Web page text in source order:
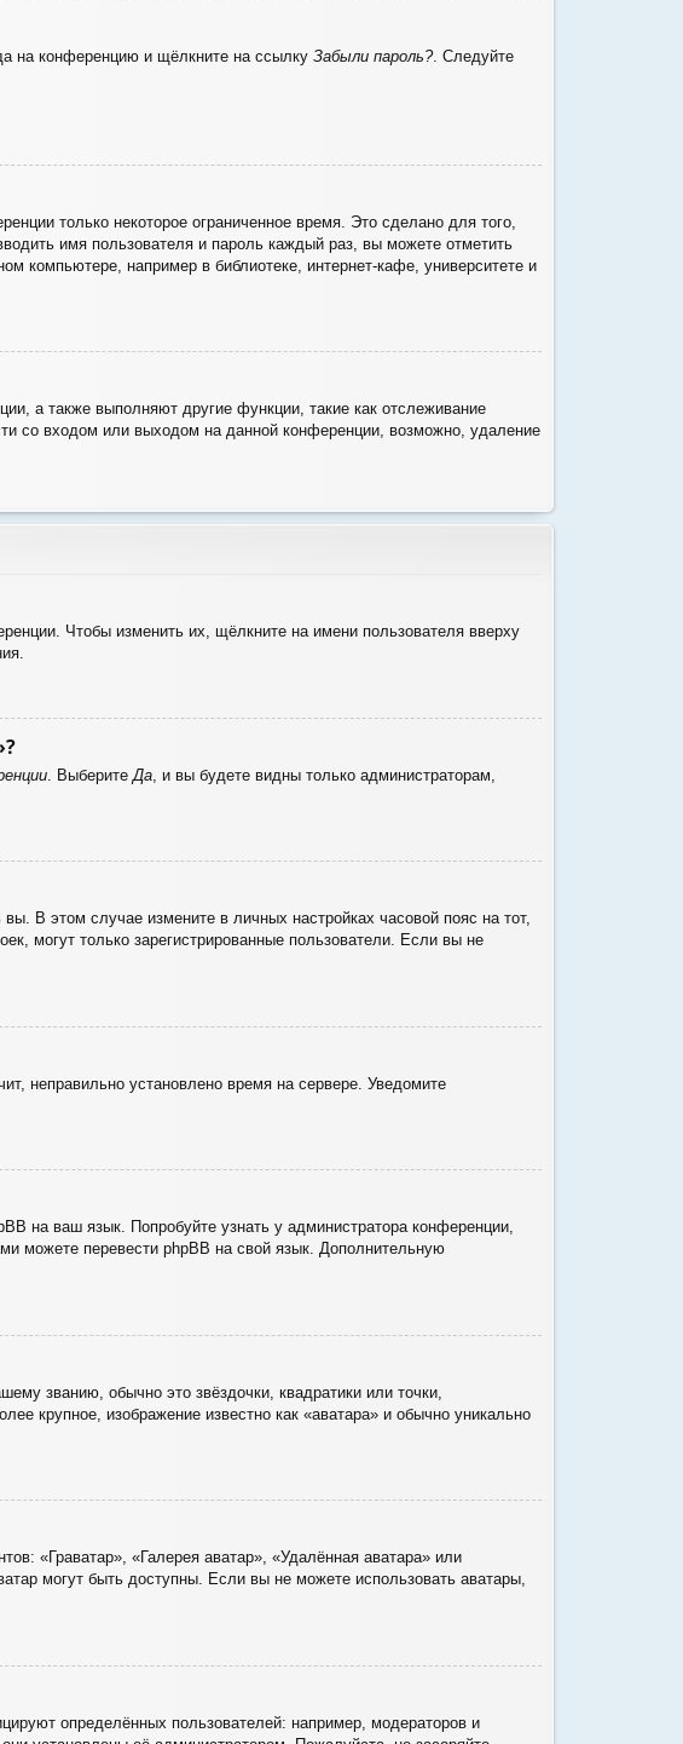
на конференцию и щёлкните на ссылку Забыли пароль?. Следуйте
только некоторое ограниченное время. Это сделано для того,
имя пользователя и пароль каждый раз, вы можете отметить
компьютере, например в библиотеке, интернет-кафе, университете и
а также выполняют другие функции, такие как отслеживание
со входом или выходом на данной конференции, возможно, удаление
Чтобы изменить их, щёлкните на имени пользователя вверху
. Выберите Да , и вы будете видны только администраторам,
В этом случае измените в личных настройках часовой пояс на тот,
могут только зарегистрированные пользователи. Если вы не
неправильно установлено время на сервере. Уведомите
на ваш язык. Попробуйте узнать у администратора конференции,
можете перевести phpBB на свой язык. Дополнительную
званию, обычно это звёздочки, квадратики или точки,
крупное, изображение известно как «аватара» и обычно уникально
«Граватар», «Галерея аватар», «Удалённая аватара» или
могут быть доступны. Если вы не можете использовать аватары,
определённых пользователей: например, модераторов и